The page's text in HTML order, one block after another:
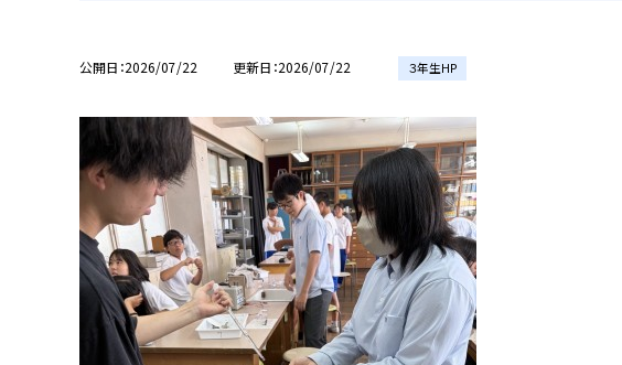
公開日 2026/07/22 更新日 2026/07/22 ３年生HP